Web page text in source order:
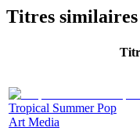
Titres similaires
Tropical Summer Pop
Art Media